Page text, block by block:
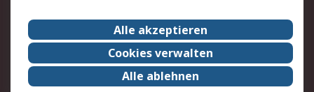
RS weltweit
Karriere bei RS
Nachhaltigkeit
Qualität/Umwelt/ZertifikatePresse-Center
Event-Center
Alle akzeptieren
Cookies verwalten
Alle ablehnen